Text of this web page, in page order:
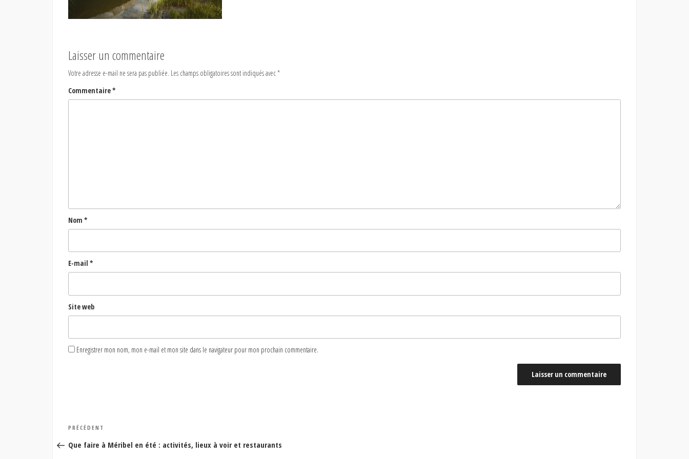
Laisser un commentaire
Votre adresse e-mail ne sera pas publiée. Les champs obligatoires sont indiqués avec*
Commentaire*
Nom *
E-mail *
Site web
Enregistrer mon nom, mon e-mail et mon site dans le navigateur pour mon prochain commentaire.
Navigation
de
Article
précédent
PRÉCÉDENT
Que faire à Méribel en été : activités, lieux à voir et restaurants